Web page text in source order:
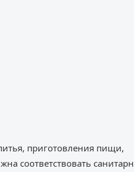
приготовления пищи,
соответствовать